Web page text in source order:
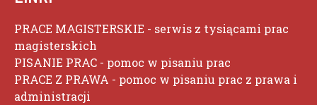
PRACE MAGISTERSKIE - serwis z tysiącami prac
magisterskich
PISANIE PRAC - pomoc w pisaniu prac
PRACE Z PRAWA - pomoc w pisaniu prac z prawa i
administracji